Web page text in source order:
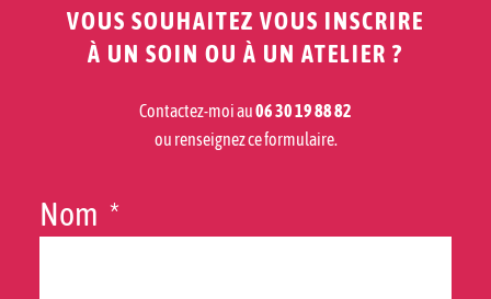
VOUS SOUHAITEZ VOUS INSCRIRE
À UN SOIN OU À UN ATELIER ?
Contactez-moi au06 30 19 88 82
ou renseignez ce formulaire.
Nom